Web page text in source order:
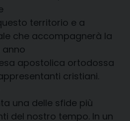
territorio e a
che accompagnerà la
anno
apostolica ortodossa
cristiani.
una delle sfide più
del nostro tempo. In un